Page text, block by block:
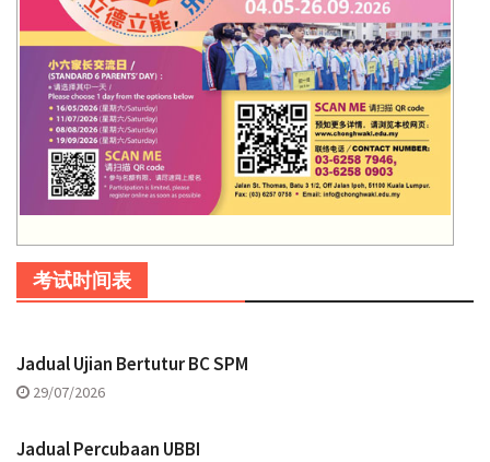
考试时间表
Jadual Ujian Bertutur BC SPM
29/07/2026
Jadual Percubaan UBBI